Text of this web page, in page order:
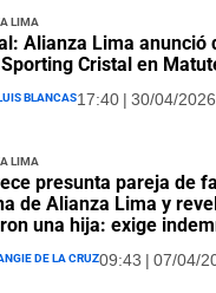
Lima
Alianza Lima anunció
Cristal en
Blancas17:40 | 30/04/2026
Lima
presunta pareja de
de Alianza Lima y
una hija: exige
De La Cruz09:43 | 07/04/